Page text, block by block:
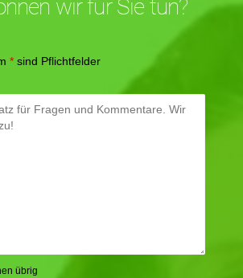
wir für Sie tun?
* sind Pflichtfelder
übrig